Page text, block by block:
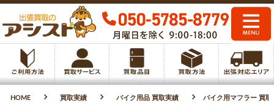
HOME 買取実績 バイク用品 買取実績 バイク用マフラー 買取